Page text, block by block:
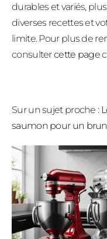
durables et variés,
diverses recettes et
limite. Pour plus de
consultercette page
Sur un sujet proche :
saumon pour un